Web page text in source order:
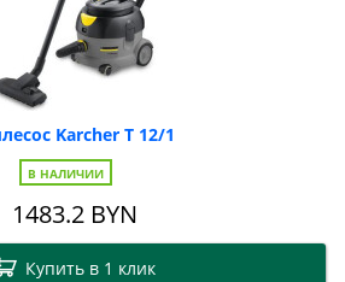
Karcher T 12/1
В НАЛИЧИИ
1483.2 BYN
Купить в 1 клик